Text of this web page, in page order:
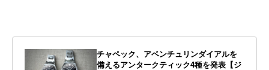
チャペック、アベンチュリンダイアルを
備えるアンタークティック4種を発表【ジ